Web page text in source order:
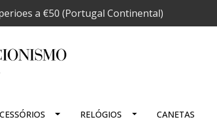
a €50 (Portugal Continental)
RELÓGIOS CANETAS